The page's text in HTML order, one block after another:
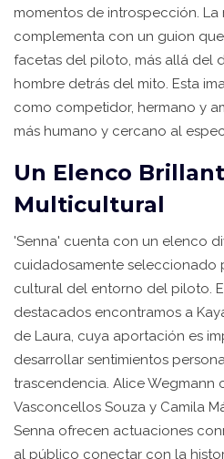
momentos de introspección. La
complementa con un guion
facetas del piloto, más allá del
hombre detrás del mito. Esta
como competidor, hermano y
más humano y cercano al
Un Elenco
Multicultural
'Senna' cuenta con un elenco
cuidadosamente seleccionado
cultural del entorno del piloto.
destacados encontramos a
de Laura, cuya aportación es
desarrollar sentimientos
trascendencia. Alice Wegmann
Vasconcellos Souza y Camila
Senna ofrecen actuaciones
al público conectar con la